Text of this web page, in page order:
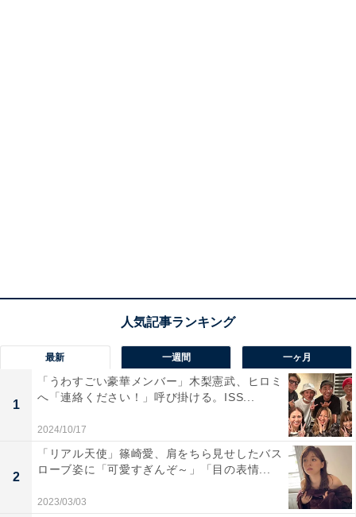
最新 一週間 一ヶ月
1
「うわすごい豪華メンバー」木梨憲武、ヒロミ
へ「連絡ください！」呼び掛ける。ISS...
2024/10/17
2
「リアル天使」篠崎愛、肩をちら見せしたバス
ローブ姿に「可愛すぎんぞ～」「目の表情...
2023/03/03